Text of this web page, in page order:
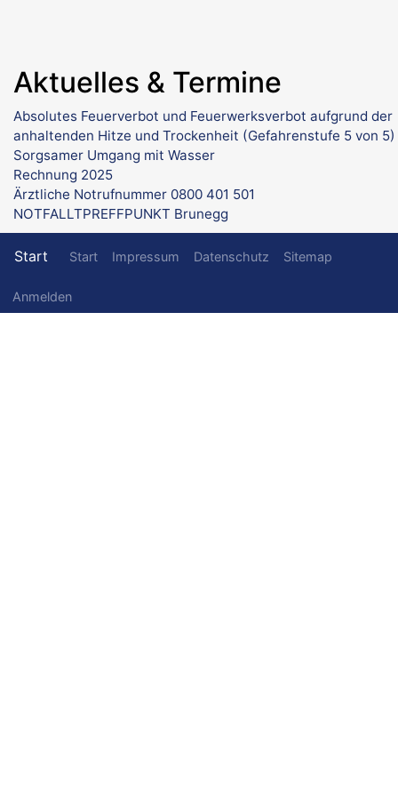
Aktuelles & Termine
Absolutes Feuerverbot und Feuerwerksverbot aufgrund der
anhaltenden Hitze und Trockenheit (Gefahrenstufe 5 von 5)
Sorgsamer Umgang mit Wasser
Rechnung 2025
Ärztliche Notrufnummer 0800 401 501
NOTFALLTPREFFPUNKT Brunegg
Fußzeilenmenü
Start Start Impressum Datenschutz Sitemap
Benutzermenü
Anmelden